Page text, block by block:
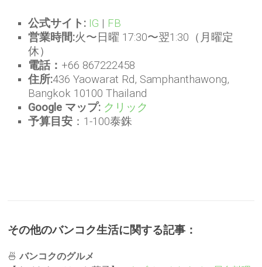
公式サイト: IG | FB
営業時間:火〜日曜 17:30〜翌1:30（月曜定
休）
電話： +66 867222458
住所:436 Yaowarat Rd, Samphanthawong,
Bangkok 10100 Thailand
Google マップ: クリック
予算目安 ：1-100泰銖
その他のバンコク生活に関する記事：
🍜バンコクのグルメ